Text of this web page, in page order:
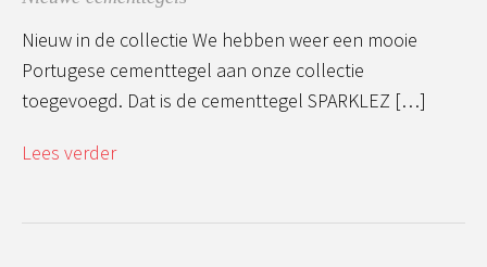
Nieuw in de collectie We hebben weer een mooie
Portugese cementtegel aan onze collectie
toegevoegd. Dat is de cementtegel SPARKLEZ […]
Lees verder